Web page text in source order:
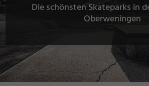
Die schönsten Skateparks in
Oberweningen